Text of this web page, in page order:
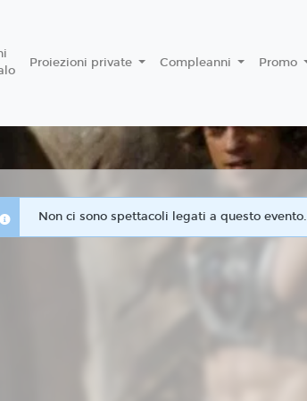
Proiezioni private Compleanni Promo
Non ci sono spettacoli legati a questo evento.